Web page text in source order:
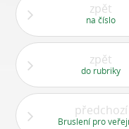
zpět
na číslo
zpět
do rubriky
předchozí
Bruslení pro